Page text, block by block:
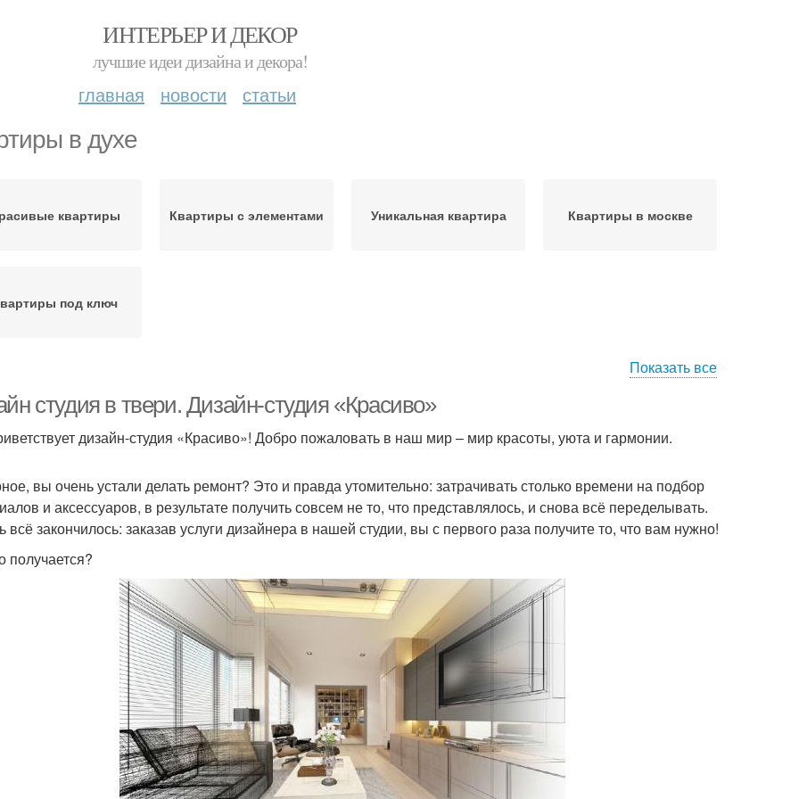
ИНТЕРЬЕР И ДЕКОР
лучшие идеи дизайна и декора!
главная новости статьи
в духе
квартиры Квартиры с элементами Уникальная квартира Квартиры в москве
под ключ
Показать все
студия в твери. Дизайн-студия «Красиво»
дизайн-студия «Красиво»! Добро пожаловать в наш мир – мир красоты, уюта и гармонии.
вы очень устали делать ремонт? Это и правда утомительно: затрачивать столько времени на подбор
и аксессуаров, в результате получить совсем не то, что представлялось, и снова всё переделывать.
всё закончилось: заказав услуги дизайнера в нашей студии, вы с первого раза получите то, что вам нужно!
получается?